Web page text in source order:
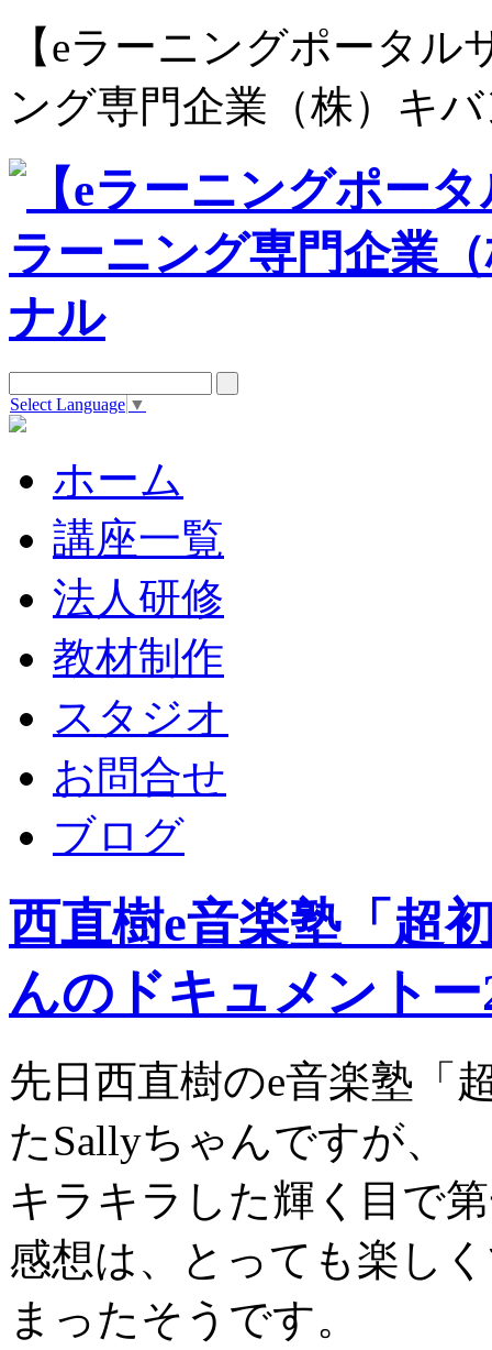
【eラーニングポータル
ング専門企業（株）キ
Select Language ▼
ホーム
講座一覧
法人研修
教材制作
スタジオ
お問合せ
ブログ
西直樹e音楽塾「超
んのドキュメント
先日西直樹のe音楽塾「
たSallyちゃんですが、
キラキラした輝く目で
感想は、とっても楽し
まったそうです。